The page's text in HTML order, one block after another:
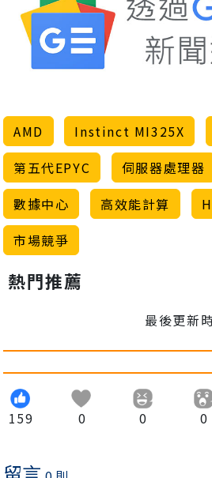
AMD Instinct MI325X
第五代EPYC
伺服器處理器
數據中心
高效能計算
市場競爭
熱門推薦
最後更新
159 0 0 0